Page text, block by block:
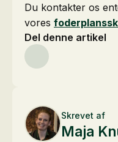
Du kontakter os
vores
Del denne artikel
Skrevet af
Maja